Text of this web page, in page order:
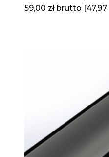
59,00 zł brutto [47,97